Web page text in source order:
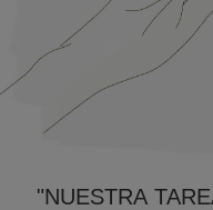
"NUESTRA